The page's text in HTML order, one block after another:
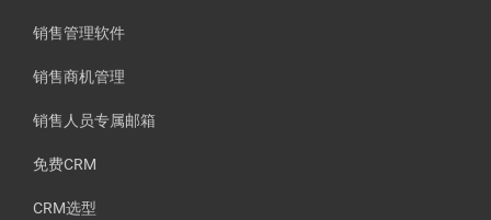
销售管理软件
销售商机管理
销售人员专属邮箱
免费CRM
CRM选型